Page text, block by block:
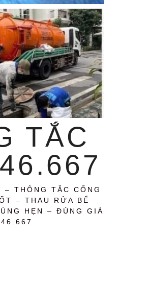
TẮC
THÔNG TẮC CỐNG
– THAU RỬA BỂ
HẸN – ĐÚNG GIÁ